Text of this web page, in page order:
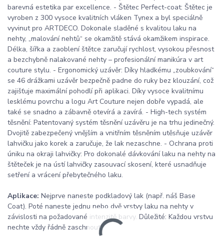
barevná estetika par excellence. - Štětec Perfect-coat: Štětec je
vyroben z 300 vysoce kvalitních vláken Tynex a byl speciálně
vyvinut pro ARTDECO. Dokonale sladěné s kvalitou laku na
nehty, „malování nehtů“ se okamžitě stává okamžikem inspirace.
Délka, šířka a zaoblení štětce zaručují rychlost, vysokou přesnost
a bezchybně nalakované nehty – profesionální manikúra v art
couture stylu. - Ergonomický uzávěr: Díky hladkému „zoubkování“
se 46 drážkami uzávěr bezpečně padne do ruky bez klouzání, což
zajišťuje maximální pohodlí při aplikaci. Díky vysoce kvalitnímu
lesklému povrchu a logu Art Couture nejen dobře vypadá, ale
také se snadno a zábavně otevírá a zavírá. - High-tech systém
těsnění: Patentovaný systém těsnění uzávěru je na trhu jedinečný.
Dvojitě zabezpečený vnějším a vnitřním těsněním utěsňuje uzávěr
lahvičku jako korek a zaručuje, že lak nezaschne. - Ochrana proti
úniku na okraji lahvičky: Pro dokonalé dávkování laku na nehty na
štěteček je na ústí lahvičky zasouvací skosení, které usnadňuje
setření a vrácení přebytečného laku.
Aplikace: Nejprve naneste podkladový lak (např. náš Base
Coat). Poté naneste jednu nebo dvě vrstvy laku na nehty v
závislosti na požadované intenzitě barvy. Důležité: Každou vrstvu
nechte vždy řádně zaschnout.